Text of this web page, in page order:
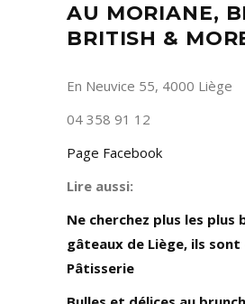
AU MORIANE,
BRITISH &
En Neuvice 55, 4000 Liège
04 358 91 12
Page Facebook
Lire aussi:
Ne cherchez plus les plus
gâteaux de Liège, ils sont
Pâtisserie